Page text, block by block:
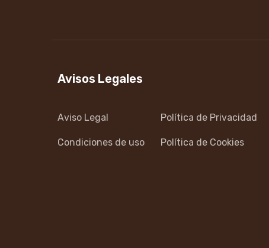
Avisos Legales
Aviso Legal Política de Privacidad
Condiciones de uso Política de Cookies